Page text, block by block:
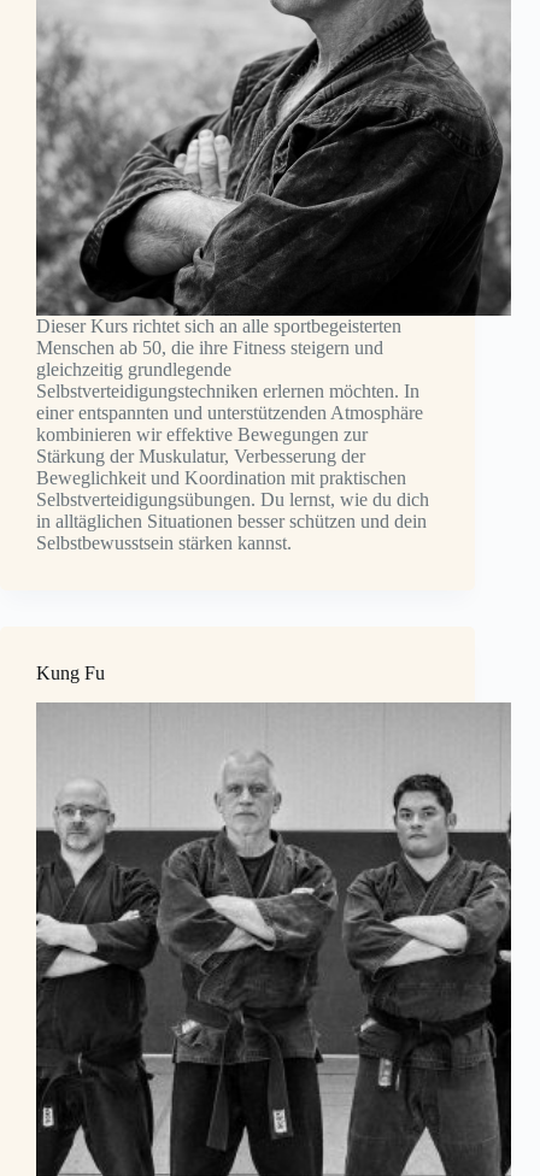
Dieser Kurs richtet sich an alle sportbegeisterten
Menschen ab 50, die ihre Fitness steigern und
gleichzeitig grundlegende
Selbstverteidigungstechniken erlernen möchten. In
einer entspannten und unterstützenden Atmosphäre
kombinieren wir effektive Bewegungen zur
Stärkung der Muskulatur, Verbesserung der
Beweglichkeit und Koordination mit praktischen
Selbstverteidigungsübungen. Du lernst, wie du dich
in alltäglichen Situationen besser schützen und dein
Selbstbewusstsein stärken kannst.
Kung Fu